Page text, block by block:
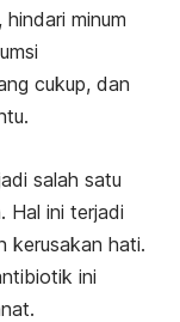
minum
cukup, dan
salah satu
Hal ini terjadi
kerusakan hati.
ini